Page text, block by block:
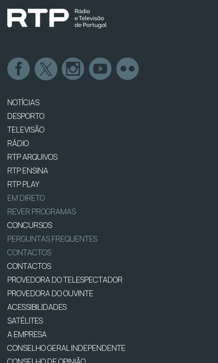
NOTÍCIAS
DESPORTO
TELEVISÃO
RÁDIO
RTP ARQUIVOS
RTP ENSINA
RTP PLAY
EM DIRETO
REVER PROGRAMAS
CONCURSOS
PERGUNTAS FREQUENTES
CONTACTOS
CONTACTOS
PROVEDORA DO TELESPECTADOR
PROVEDORA DO OUVINTE
ACESSIBILIDADES
SATÉLITES
A EMPRESA
CONSELHO GERAL INDEPENDENTE